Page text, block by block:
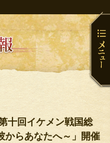
十回イケメン戦国総
からあなたへ～」開催